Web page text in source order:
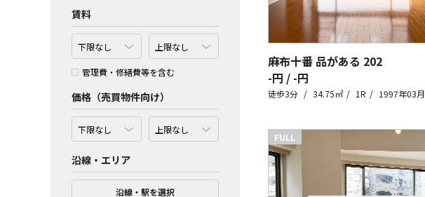
賃料
管理費・修繕費等を含む
価格（売買物件向け）
沿線・エリア
沿線・駅を選択
麻布十番 品がある 202
-円 / -円
徒歩3分 34.75㎡ 1R 1997年03月
FULL